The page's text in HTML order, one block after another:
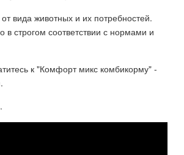
вида животных и их потребностей.
строгом соответствии с нормами и
к "Комфорт микс комбикорму" -